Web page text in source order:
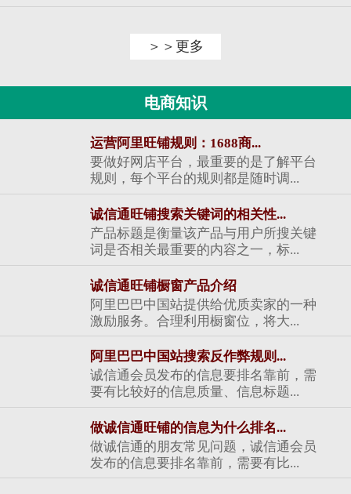
＞＞更多
电商知识
运营阿里旺铺规则：1688商...
要做好网店平台，最重要的是了解平台
规则，每个平台的规则都是随时调...
诚信通旺铺搜索关键词的相关性...
产品标题是衡量该产品与用户所搜关键
词是否相关最重要的内容之一，标...
诚信通旺铺橱窗产品介绍
阿里巴巴中国站提供给优质卖家的一种
激励服务。合理利用橱窗位，将大...
阿里巴巴中国站搜索反作弊规则...
诚信通会员发布的信息要排名靠前，需
要有比较好的信息质量、信息标题...
做诚信通旺铺的信息为什么排名...
做诚信通的朋友常见问题，诚信通会员
发布的信息要排名靠前，需要有比...